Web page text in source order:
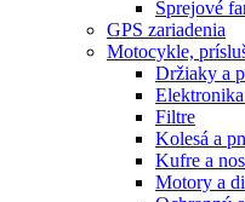
Sprejové
GPS zariadenia
Motocykle,
Držiaky a
Filtre
Kolesá a
Kufre a
Motory a